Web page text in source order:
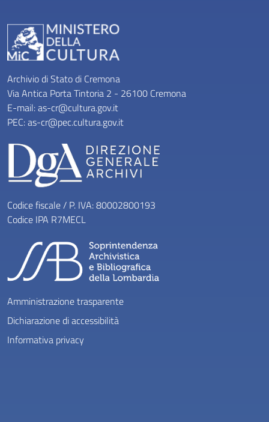
Archivio di Stato di Cremona
Via Antica Porta Tintoria 2 - 26100 Cremona
E-mail:as-cr@cultura.gov.it
PEC:as-cr@pec.cultura.gov.it
Codice fiscale / P. IVA: 80002800193
Codice IPA R7MECL
Amministrazione trasparente
Dichiarazione di accessibilità
Informativa privacy